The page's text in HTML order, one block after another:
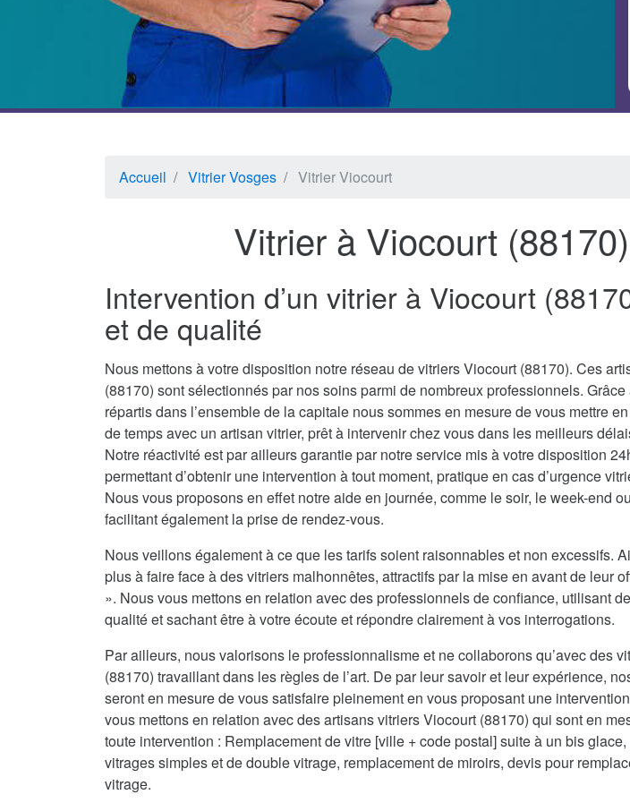
Accueil Vitrier Vosges Vitrier Viocourt
Vitrier à Viocourt (88170)
Intervention d’un vitrier à Viocourt
et de qualité
Nous mettons à votre disposition notre réseau de vitriers Viocourt (88170). Ces
(88170) sont sélectionnés par nos soins parmi de nombreux professionnels.
répartis dans l’ensemble de la capitale nous sommes en mesure de vous mettre
de temps avec un artisan vitrier, prêt à intervenir chez vous dans les meilleurs
Notre réactivité est par ailleurs garantie par notre service mis à votre disposition
permettant d’obtenir une intervention à tout moment, pratique en cas d’urgence
Nous vous proposons en effet notre aide en journée, comme le soir, le week-end
facilitant également la prise de rendez-vous.
Nous veillons également à ce que les tarifs soient raisonnables et non excessifs.
plus à faire face à des vitriers malhonnêtes, attractifs par la mise en avant de leur
». Nous vous mettons en relation avec des professionnels de confiance, utilisant
qualité et sachant être à votre écoute et répondre clairement à vos interrogations.
Par ailleurs, nous valorisons le professionnalisme et ne collaborons qu’avec des
(88170) travaillant dans les règles de l’art. De par leur savoir et leur expérience,
seront en mesure de vous satisfaire pleinement en vous proposant une
vous mettons en relation avec des artisans vitriers Viocourt (88170) qui sont en
toute intervention : Remplacement de vitre [ville + code postal] suite à un bis
vitrages simples et de double vitrage, remplacement de miroirs, devis pour
vitrage.